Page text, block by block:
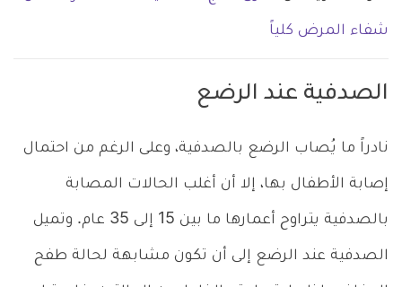
شفاء المرض كلياً
الصدفية عند الرضع
نادراً ما يُصاب الرضع بالصدفية، وعلى الرغم من احتمال
إصابة الأطفال بها، إلا أن أغلب الحالات المصابة
بالصدفية يتراوح أعمارها ما بين 15 إلى 35 عام. وتميل
الصدفية عند الرضع إلى أن تكون مشابهة لحالة طفح